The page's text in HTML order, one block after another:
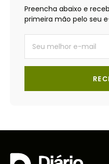
Preencha abaixo e
primeira mão pelo seu